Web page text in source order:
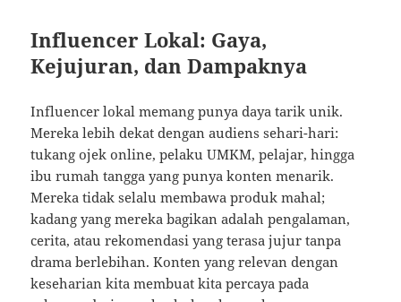
Influencer Lokal: Gaya,
Kejujuran, dan Dampaknya
Influencer lokal memang punya daya tarik unik.
Mereka lebih dekat dengan audiens sehari-hari:
tukang ojek online, pelaku UMKM, pelajar, hingga
ibu rumah tangga yang punya konten menarik.
Mereka tidak selalu membawa produk mahal;
kadang yang mereka bagikan adalah pengalaman,
cerita, atau rekomendasi yang terasa jujur tanpa
drama berlebihan. Konten yang relevan dengan
keseharian kita membuat kita percaya pada